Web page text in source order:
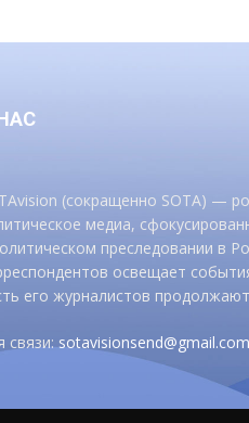
(сокращенно SOTA) —
медиа,
преследовании в
освещает
его журналистов
связи:sotavisionsend@gmail.com